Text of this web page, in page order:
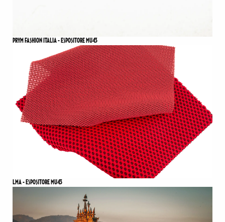
PRYM FASHION ITALIA - ESPOSITORE MU43
LMA - ESPOSITORE MU43